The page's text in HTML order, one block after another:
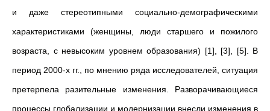
и даже стереотипными социально-демографическими
характеристиками (женщины, люди старшего и пожилого
возраста, с невысоким уровнем образования) [1], [3], [5]. В
период 2000-х гг., по мнению ряда исследователей, ситуация
претерпела разительные изменения. Разворачивающиеся
процессы глобализации и модернизации внесли изменения в